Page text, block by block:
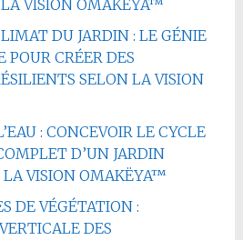
LA VISION OMAKËYA™
DU JARDIN : LE GÉNIE
CRÉER DES
SELON LA VISION
: CONCEVOIR LE CYCLE
D’UN JARDIN
LA VISION OMAKËYA™
DE VÉGÉTATION :
DES